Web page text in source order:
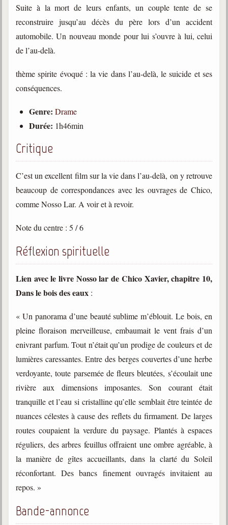
Galerie
Galerie photos
Vidéoscope
Liens spirites
Centres spirites
Belgique, Lux. et Canada
Fédérations spirites
@
Suite à la mort de leurs enfants, un couple tente de se
reconstruire jusqu’au décès du père lors d’un accident
automobile. Un nouveau monde pour lui s’ouvre à lui, celui
de l’au-delà.
thème spirite évoqué : la vie dans l’au-delà, le suicide et ses
conséquences.
Genre: Drame
Durée: 1h46min
Critique
C’est un excellent film sur la vie dans l’au-delà, on y retrouve
beaucoup de correspondances avec les ouvrages de Chico,
comme Nosso Lar. A voir et à revoir.
Note du centre : 5 / 6
Réflexion spirituelle
Lien avec le livre Nosso lar de Chico Xavier, chapitre 10,
Dans le bois des eaux :
« Un panorama d’une beauté sublime m’éblouit. Le bois, en
pleine floraison merveilleuse, embaumait le vent frais d’un
enivrant parfum. Tout n’était qu’un prodige de couleurs et de
lumières caressantes. Entre des berges couvertes d’une herbe
verdoyante, toute parsemée de fleurs bleutées, s’écoulait une
rivière aux dimensions imposantes. Son courant était
tranquille et l’eau si cristalline qu’elle semblait être teintée de
nuances célestes à cause des reflets du firmament. De larges
routes coupaient la verdure du paysage. Plantés à espaces
réguliers, des arbres feuillus offraient une ombre agréable, à
la manière de gîtes accueillants, dans la clarté du Soleil
réconfortant. Des bancs finement ouvragés invitaient au
repos. »
Bande-annonce